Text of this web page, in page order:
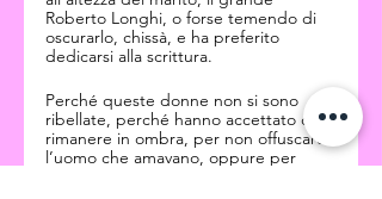
Roberto Longhi, o forse temendo di
oscurarlo, chissà, e ha preferito
dedicarsi alla scrittura.
Perché queste donne non si sono
ribellate, perché hanno accettato di
rimanere in ombra, per non offuscare
l’uomo che amavano, oppure per